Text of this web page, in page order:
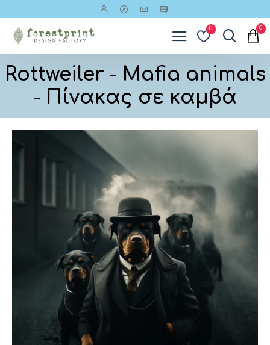
0 0
Rottweiler - Mafia animals
- Πίνακας σε καμβά